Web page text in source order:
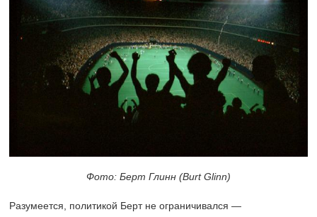
Фото: Берт Глинн (Burt Glinn)
Разумеется, политикой Берт не ограничивался —